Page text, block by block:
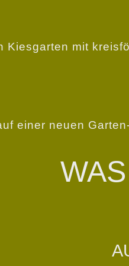
Kiesgarten mit
einer neuen